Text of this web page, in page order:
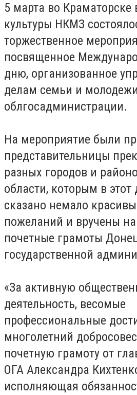
5 марта во Краматорске
культуры НКМЗ
торжественное
посвященное
дню, организованное
делам семьи и
облгосадминистрации.
На мероприятие были
представительницы
разных городов и
области, которым в
сказано немало
пожеланий и вручены
почетные грамоты
государственной
«За активную
деятельность, весомые
профессиональные
многолетний
почетную грамоту от
ОГА Александра
исполняющая